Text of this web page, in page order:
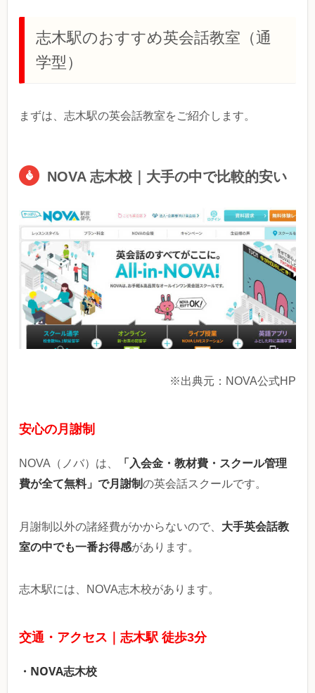
志木駅のおすすめ英会話教室（通
学型）
まずは、志木駅の英会話教室をご紹介します。
NOVA 志木校｜大手の中で比較的安い
※出典元：NOVA公式HP
安心の月謝制
NOVA（ノバ）は、
「入会金・教材費・スクール管理
費が全て無料」で月謝制の英会話スクールです。
月謝制以外の諸経費がかからないので、 大手英会話教
室の中でも一番お得感があります。
志木駅には、NOVA志木校があります。
交通・アクセス｜志木駅 徒歩3分
・NOVA志木校